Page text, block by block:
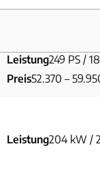
Leistung249 PS /
Preis52.370 –
Leistung204 kW /